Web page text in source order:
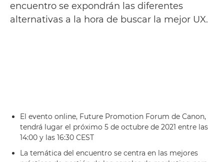
encuentro se expondrán las diferentes
alternativas a la hora de buscar la mejor UX.
El evento online, Future Promotion Forum de Canon,
tendrá lugar el próximo 5 de octubre de 2021 entre las
14:00 y las 16:30 CEST
La temática del encuentro se centra en las mejores